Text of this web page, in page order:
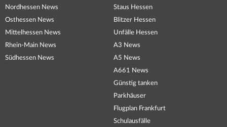
Nordhessen News
Osthessen News
Mittelhessen News
Rhein-Main News
Südhessen News
Staus Hessen
Blitzer Hessen
Unfälle Hessen
A3 News
A5 News
A661 News
Günstig tanken
Parkhäuser
Flugplan Frankfurt
Schulausfälle